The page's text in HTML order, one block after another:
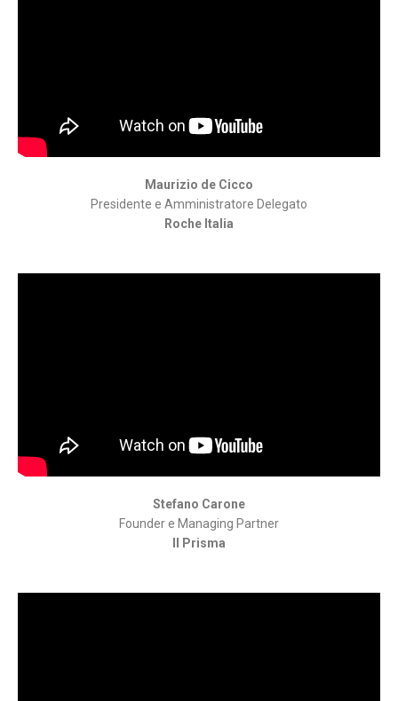
Maurizio de Cicco
Presidente e Amministratore Delegato
Roche Italia
Stefano Carone
Founder e Managing Partner
Il Prisma